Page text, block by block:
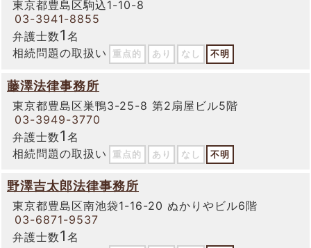
東京都豊島区駒込1-10-8
03-3941-8855
弁護士数1 名
相続問題の取扱い
重点的 あり なし 不明
藤澤法律事務所
東京都豊島区巣鴨3-25-8 第2扇屋ビル5階
03-3949-3770
弁護士数1 名
相続問題の取扱い
重点的 あり なし 不明
野澤吉太郎法律事務所
東京都豊島区南池袋1-16-20 ぬかりやビル6階
03-6871-9537
弁護士数1 名